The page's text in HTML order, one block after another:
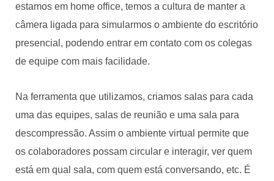
estamos em home office, temos a cultura de manter a
câmera ligada para simularmos o ambiente do escritório
presencial, podendo entrar em contato com os colegas
de equipe com mais facilidade.
Na ferramenta que utilizamos, criamos salas para cada
uma das equipes, salas de reunião e uma sala para
descompressão. Assim o ambiente virtual permite que
os colaboradores possam circular e interagir, ver quem
está em qual sala, com quem está conversando, etc. É